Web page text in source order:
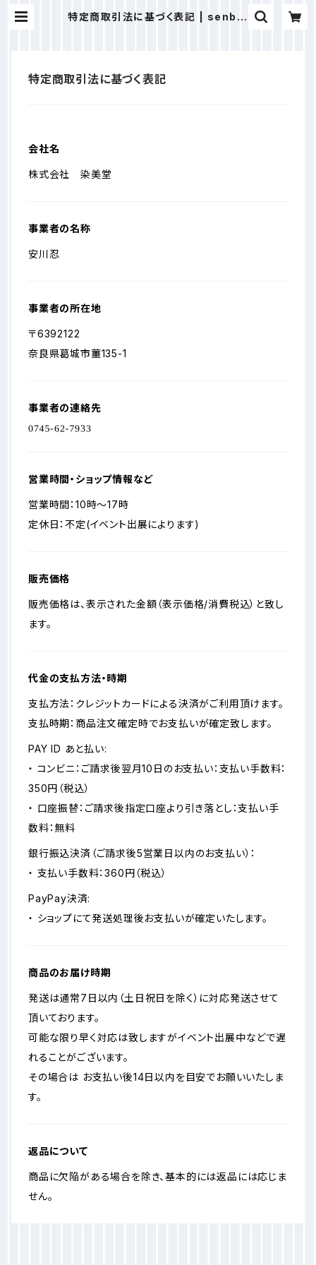
特定商取引法に基づく表記 | senbid
特定商取引法に基づく表記
会社名
株式会社 染美堂
事業者の名称
安川忍
事業者の所在地
〒6392122
奈良県葛城市薑135-1
事業者の連絡先
営業時間・ショップ情報など
営業時間：10時～17時
定休日：不定(イベント出展によります)
販売価格
販売価格は、表示された金額（表示価格/消費税込）と致し
ます。
代金の支払方法・時期
支払方法：クレジットカードによる決済がご利用頂けます。
支払時期：商品注文確定時でお支払いが確定致します。
PAY ID あと払い:
・ コンビニ：ご請求後翌月10日のお支払い：支払い手数料：
350円（税込）
・ 口座振替：ご請求後指定口座より引き落とし：支払い手
数料：無料
銀行振込決済（ご請求後5営業日以内のお支払い）：
・ 支払い手数料：360円（税込）
PayPay決済:
・ ショップにて発送処理後お支払いが確定いたします。
商品のお届け時期
発送は通常7日以内（土日祝日を除く）に対応発送させて
頂いております。
可能な限り早く対応は致しますがイベント出展中などで遅
れることがございます。
その場合は お支払い後14日以内を目安でお願いいたしま
す。
返品について
商品に欠陥がある場合を除き、基本的には返品には応じま
せん。